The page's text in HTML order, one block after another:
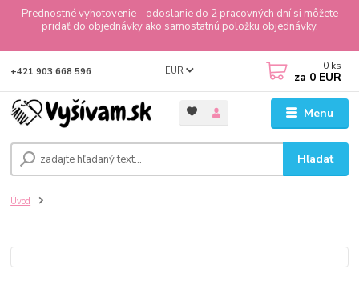
Prednostné vyhotovenie - odoslanie do 2 pracovných dní si môžete
pridať do objednávky ako samostatnú položku objednávky.
Menu
EUR
Hľadať
+421 903 668 596 0 ks
za 0 EUR
Úvod